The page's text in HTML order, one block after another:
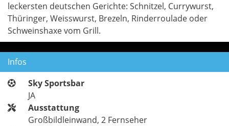
leckersten deutschen Gerichte: Schnitzel, Currywurst,
Thüringer, Weisswurst, Brezeln, Rinderroulade oder
Schweinshaxe vom Grill.
Infos
Sky Sportsbar
JA
Ausstattung
Großbildleinwand, 2 Fernseher